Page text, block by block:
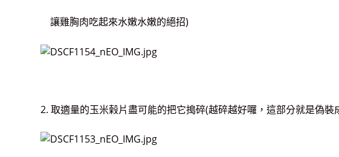
讓雞胸肉吃起來水嫩水嫩的絕招)
2. 取適量的玉米榖片盡可能的把它搗碎(越碎越好囉，這部分就是偽裝